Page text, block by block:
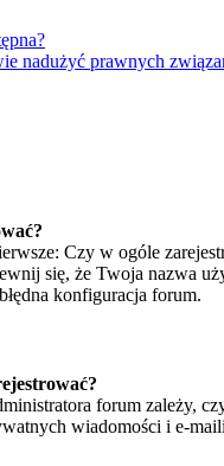
nadużyć prawnych
Czy w ogóle
się, że Twoja nazwa
konfiguracja forum.
forum zależy,
wiadomości i e-